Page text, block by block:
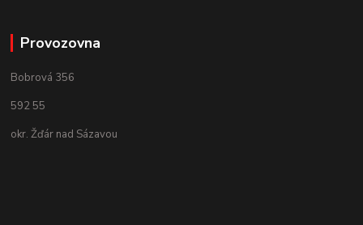
Provozovna
Bobrová 356
592 55
okr. Žďár nad Sázavou